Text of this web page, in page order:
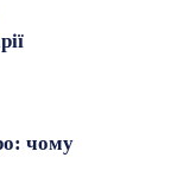
чому